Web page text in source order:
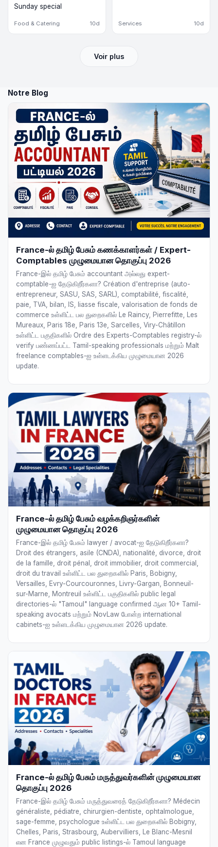
Sunday special
Food & Catering 10d Services 10d
Voir plus
Notre Blog
France-ல் தமிழ் பேசும் கணக்காளர்கள் / Expert-
Comptables முழுமையான தொகுப்பு 2026
France-இல் தமிழ் பேசும் accountant அல்லது expert-
comptable-ஐ தேடுகிறீர்களா? Création d'entreprise (auto-
entrepreneur, SASU, SAS, SARL), comptabilité, fiscalité,
paie, TVA, bilan, IS, liasse fiscale, valorisation de fonds de
commerce உள்ளிட்ட பல துறைகளில் Le Raincy, Pierrefitte, Les
Mureaux, Paris 18e, Paris 13e, Sarcelles, Viry-Châtillon
உள்ளிட்ட பகுதிகளில் Ordre des Experts-Comptables registry-ல்
verify பண்ணப்பட்ட Tamil-speaking professionals மற்றும் Malt
freelance comptables-ஐ உள்ளடக்கிய முழுமையான 2026
update.
France-ல் தமிழ் பேசும் வழக்கறிஞர்களின்
முழுமையான தொகுப்பு 2026
France-இல் தமிழ் பேசும் lawyer / avocat-ஐ தேடுகிறீர்களா?
Droit des étrangers, asile (CNDA), nationalité, divorce, droit
de la famille, droit pénal, droit immobilier, droit commercial,
droit du travail உள்ளிட்ட பல துறைகளில் Paris, Bobigny,
Versailles, Evry-Courcouronnes, Livry-Gargan, Bonneuil-
sur-Marne, Montreuil உள்ளிட்ட பகுதிகளில் public legal
directories-ல் "Tamoul" language confirmed ஆன 10+ Tamil-
speaking avocats மற்றும் NovLaw போன்ற international
cabinets-ஐ உள்ளடக்கிய முழுமையான 2026 update.
France-ல் தமிழ் பேசும் மருத்துவர்களின் முழுமையான
தொகுப்பு 2026
France-இல் தமிழ் பேசும் மருத்துவரைத் தேடுகிறீர்களா? Médecin
généraliste, pédiatre, chirurgien-dentiste, ophtalmologue,
sage-femme, psychologue உள்ளிட்ட பல துறைகளில் Bobigny,
Chelles, Paris, Strasbourg, Aubervilliers, Le Blanc-Mesnil
என France முழுவதும் public listings-ல் Tamoul language